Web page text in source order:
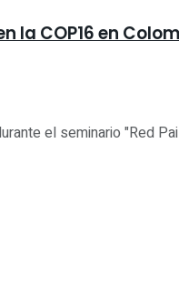
la COP16 en
el seminario "Red